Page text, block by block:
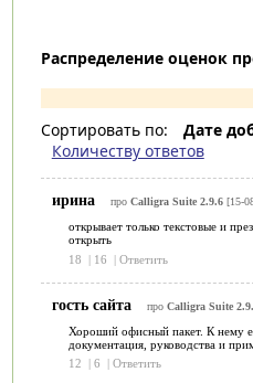
Распределение оценок
Сортировать по: Дате
Количеству ответов
ирина про Calligra Suite 2.9.6[15-
открывает только текстовые и
открыть
18
| 16 | Ответить
гость сайта про Calligra Suite
Хороший офисный пакет. К нему
документация, руководства и
12
| 6 | Ответить